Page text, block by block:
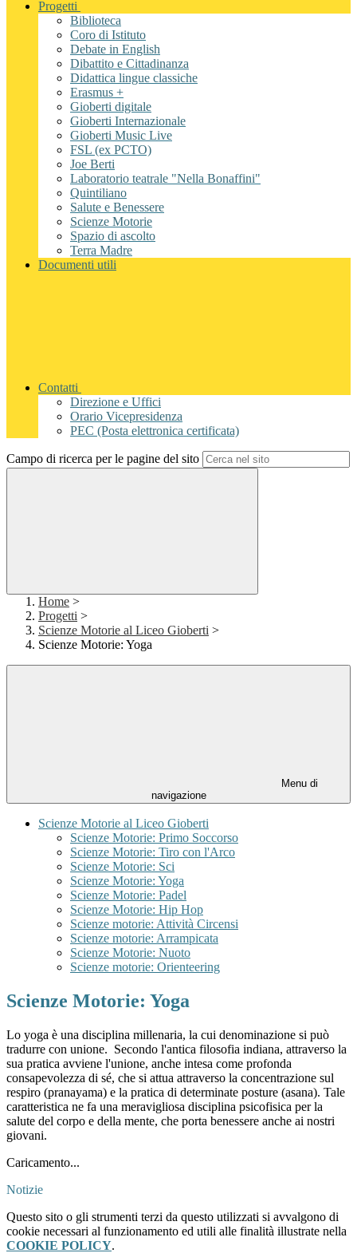
Progetti
Biblioteca
Coro di Istituto
Debate in English
Dibattito e Cittadinanza
Didattica lingue classiche
Erasmus +
Gioberti digitale
Gioberti Internazionale
Gioberti Music Live
FSL (ex PCTO)
Joe Berti
Laboratorio teatrale "Nella Bonaffini"
Quintiliano
Salute e Benessere
Scienze Motorie
Spazio di ascolto
Terra Madre
Documenti utili
Contatti
Direzione e Uffici
Orario Vicepresidenza
PEC (Posta elettronica certificata)
Campo di ricerca per le pagine del sito
Home >
Progetti >
Scienze Motorie al Liceo Gioberti >
Scienze Motorie: Yoga
Menu di
navigazione
Scienze Motorie al Liceo Gioberti
Scienze Motorie: Primo Soccorso
Scienze Motorie: Tiro con l'Arco
Scienze Motorie: Sci
Scienze Motorie: Yoga
Scienze Motorie: Padel
Scienze Motorie: Hip Hop
Scienze motorie: Attività Circensi
Scienze motorie: Arrampicata
Scienze Motorie: Nuoto
Scienze motorie: Orienteering
Scienze Motorie: Yoga
Lo yoga è una disciplina millenaria, la cui denominazione si può
tradurre con unione. Secondo l'antica filosofia indiana, attraverso la
sua pratica avviene l'unione, anche intesa come profonda
consapevolezza di sé, che si attua attraverso la concentrazione sul
respiro (pranayama) e la pratica di determinate posture (asana). Tale
caratteristica ne fa una meravigliosa disciplina psicofisica per la
salute del corpo e della mente, che porta benessere anche ai nostri
giovani.
Caricamento...
Notizie
Questo sito o gli strumenti terzi da questo utilizzati si avvalgono di
cookie necessari al funzionamento ed utili alle finalità illustrate nella
COOKIE POLICY.